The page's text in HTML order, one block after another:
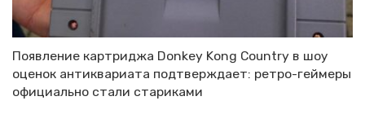
Появление картриджа Donkey Kong Country в шоу
оценок антиквариата подтверждает: ретро-геймеры
официально стали стариками